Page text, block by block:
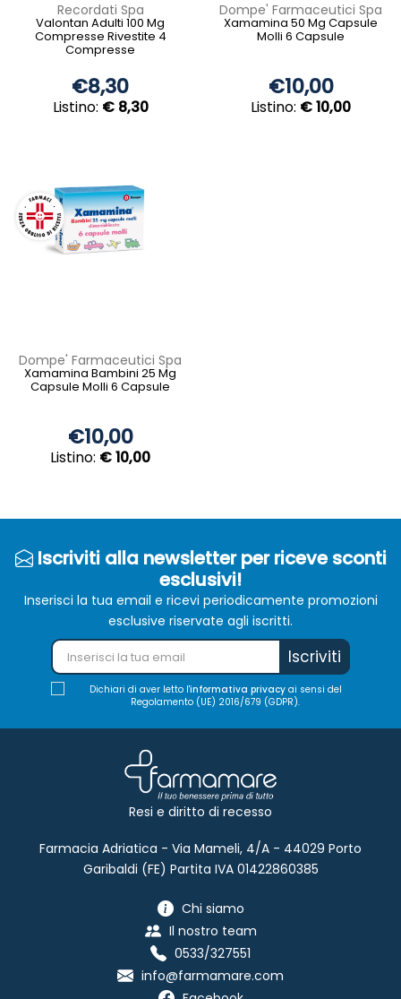
Recordati Spa
Valontan Adulti 100 Mg
Compresse Rivestite 4
Compresse
€8,30
Listino: € 8,30
Dompe' Farmaceutici Spa
Xamamina 50 Mg Capsule
Molli 6 Capsule
€10,00
Listino: € 10,00
Dompe' Farmaceutici Spa
Xamamina Bambini 25 Mg
Capsule Molli 6 Capsule
€10,00
Listino: € 10,00
Iscriviti alla newsletter per riceve sconti
esclusivi!
Inserisci la tua email e ricevi periodicamente promozioni
esclusive riservate agli iscritti.
Iscriviti
Dichiari di aver letto l'informativa privacyai sensi del
Regolamento (UE) 2016/679 (GDPR).
Resi e diritto di recesso
Farmacia Adriatica - Via Mameli, 4/A - 44029 Porto
Garibaldi (FE) Partita IVA 01422860385
Chi siamo
Il nostro team
0533/327551
info@farmamare.com